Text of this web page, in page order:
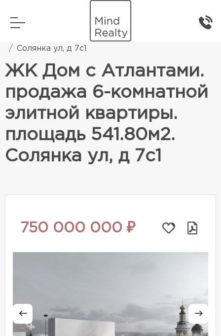
Элитная жилая недвижимость
Солянка ул, д 7с1
ЖК Дом с Атлантами.
продажа 6-комнатной
элитной квартиры.
площадь 541.80м2.
Солянка ул, д 7с1
750 000 000 ₽